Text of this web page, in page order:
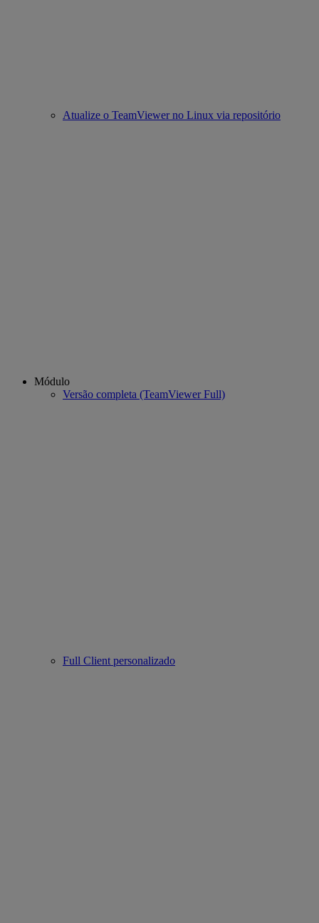
Atualize o TeamViewer no Linux via repositório
Módulo
Versão completa (TeamViewer Full)
Full Client personalizado